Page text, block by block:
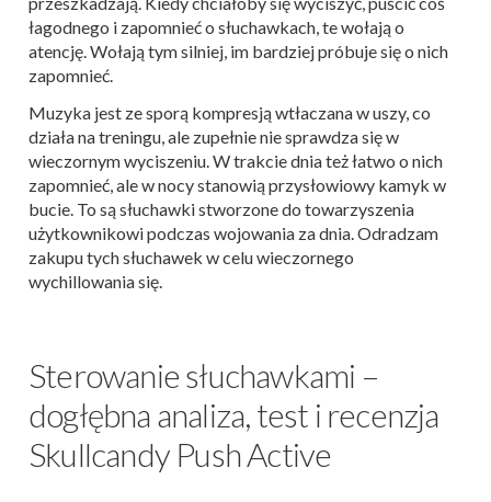
łagodnego i zapomnieć o słuchawkach, te wołają o
atencję. Wołają tym silniej, im bardziej próbuje się o nich
zapomnieć.
Muzyka jest ze sporą kompresją wtłaczana w uszy, co
działa na treningu, ale zupełnie nie sprawdza się w
wieczornym wyciszeniu. W trakcie dnia też łatwo o nich
zapomnieć, ale w nocy stanowią przysłowiowy kamyk w
bucie. To są słuchawki stworzone do towarzyszenia
użytkownikowi podczas wojowania za dnia. Odradzam
zakupu tych słuchawek w celu wieczornego
wychillowania się.
Sterowanie słuchawkami –
dogłębna analiza, test i recenzja
Skullcandy Push Active